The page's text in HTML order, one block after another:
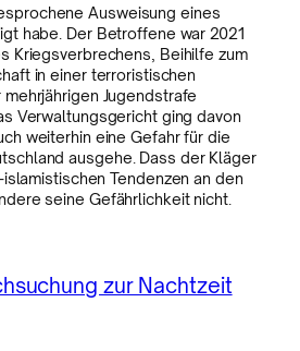
Ausweisung eines
habe. Der Betroffene war 2021
Kriegsverbrechens, Beihilfe zum
in einer terroristischen
Jugendstrafe
Verwaltungsgericht ging davon
weiterhin eine Gefahr für die
ausgehe. Dass der Kläger
Tendenzen an den
seine Gefährlichkeit nicht.
zur Nachtzeit